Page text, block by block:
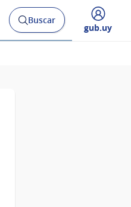
Abrir
buscador
Buscar
Desplegar
gub.uy